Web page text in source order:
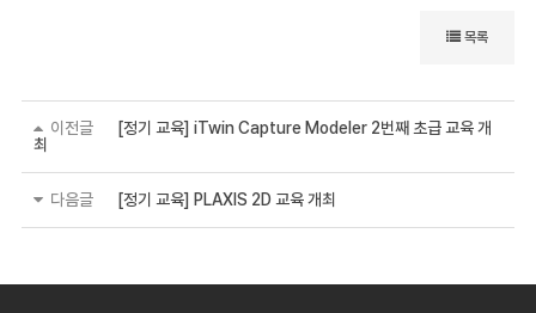
목록
이전글
[정기 교육] iTwin Capture Modeler 2번째 초급 교육 개
최
다음글 [정기 교육] PLAXIS 2D 교육 개최